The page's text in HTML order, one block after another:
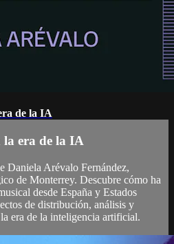
de la IA
la era de la IA
Daniela Arévalo Fernández,
de Monterrey. Descubre cómo ha
desde España y Estados
de distribución, análisis y
era de la inteligencia artificial.